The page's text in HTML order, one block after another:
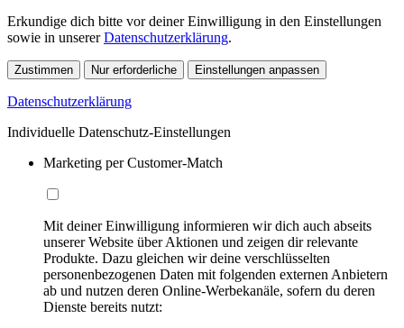
Erkundige dich bitte vor deiner Einwilligung in den Einstellungen
sowie in unsererDatenschutzerklärung.
Zustimmen Nur erforderliche Einstellungen anpassen
Datenschutzerklärung
Individuelle Datenschutz-Einstellungen
Marketing per Customer-Match
Mit deiner Einwilligung informieren wir dich auch abseits
unserer Website über Aktionen und zeigen dir relevante
Produkte. Dazu gleichen wir deine verschlüsselten
personenbezogenen Daten mit folgenden externen Anbietern
ab und nutzen deren Online-Werbekanäle, sofern du deren
Dienste bereits nutzt: